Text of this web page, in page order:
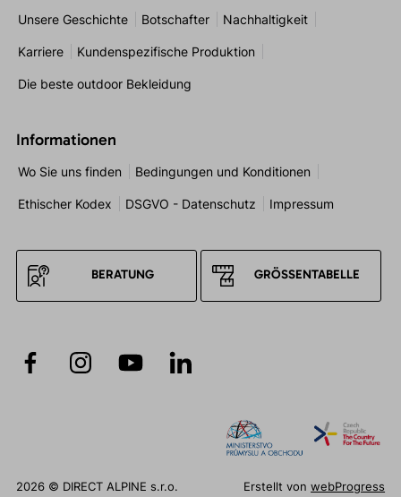
Unsere Geschichte Botschafter Nachhaltigkeit
Karriere Kundenspezifische Produktion
Die beste outdoor Bekleidung
Informationen
Wo Sie uns finden Bedingungen und Konditionen
Ethischer Kodex DSGVO - Datenschutz Impressum
BERATUNG GRÖSSENTABELLE
2026 © DIRECT ALPINE s.r.o. Erstellt vonwebProgress